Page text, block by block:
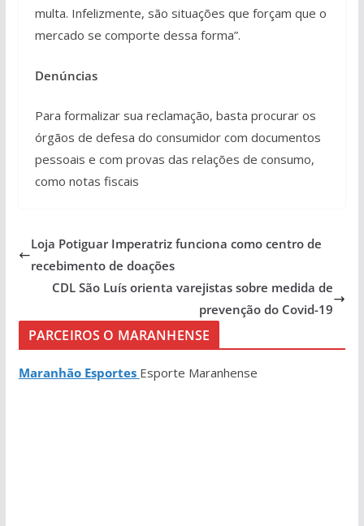
multa. Infelizmente, são situações que forçam que o
mercado se comporte dessa forma”.
Denúncias
Para formalizar sua reclamação, basta procurar os
órgãos de defesa do consumidor com documentos
pessoais e com provas das relações de consumo,
como notas fiscais
Loja Potiguar Imperatriz funciona como centro de
recebimento de doações
CDL São Luís orienta varejistas sobre medida de
prevenção do Covid-19
PARCEIROS O MARANHENSE
Maranhão Esportes Esporte Maranhense